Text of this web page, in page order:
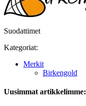
Suodattimet
Kategoriat:
Merkit
Birkengold
Uusimmat artikkelimme: